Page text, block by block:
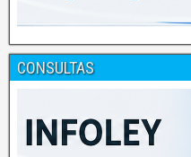
CONSULTAS